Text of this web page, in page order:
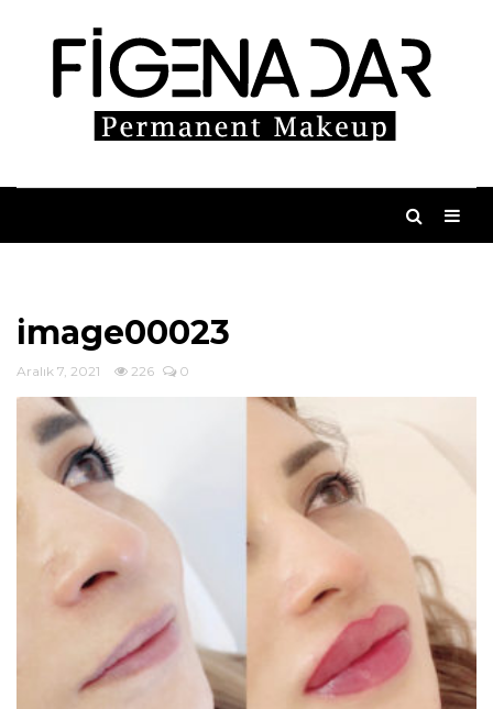
image00023
Aralık 7, 2021 226 0